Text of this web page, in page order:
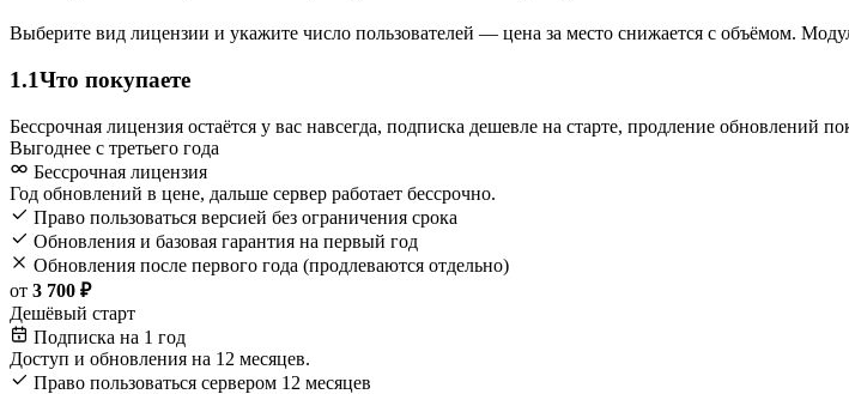
Выберите вид лицензии и укажите число пользователей — цена за место снижается с объёмом.
1.1Что покупаете
Бессрочная лицензия остаётся у вас навсегда, подписка дешевле на старте, продление обновлений
Выгоднее с третьего года
Бессрочная лицензия
Год обновлений в цене, дальше сервер работает бессрочно.
Право пользоваться версией без ограничения срока
Обновления и базовая гарантия на первый год
Обновления после первого года (продлеваются отдельно)
от 3 700 ₽
Дешёвый старт
Подписка на 1 год
Доступ и обновления на 12 месяцев.
Право пользоваться сервером 12 месяцев